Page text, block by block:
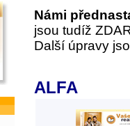
Námi
jsou tudíž
Další úpravy
ALFA